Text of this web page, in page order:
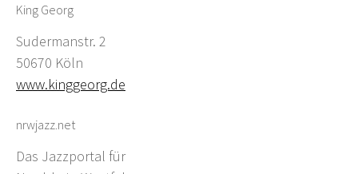
King Georg
Sudermanstr. 2
50670 Köln
www.kinggeorg.de
nrwjazz.net
Das Jazzportal für